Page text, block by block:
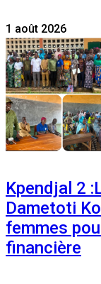
1 août 2026
Kpendjal 2
Dametoti
femmes
financière